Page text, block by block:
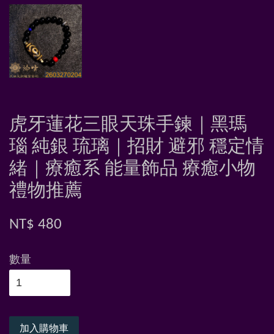
虎牙蓮花三眼天珠手鍊｜黑瑪
瑙 純銀 琉璃｜招財 避邪 穩定情
緒｜療癒系 能量飾品 療癒小物
禮物推薦
NT$ 480
數量
加入購物車